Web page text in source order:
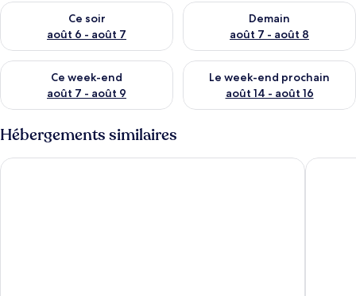
Ce soir
août 6 - août 7
Vérifier la disponibilité pour ce soir août 6 - août 7
Demain
août 7 - août 8
Vérifier la disponibilité pour
Ce week-end
août 7 - août 9
Vérifier la disponibilité pour ce week-end août 7 - août 9
Le week-end prochain
août 14 - août 16
Vérifier la disponibilité pour
Hébergements similaires
Lixus Beach Resort – All Inclusive Hotel